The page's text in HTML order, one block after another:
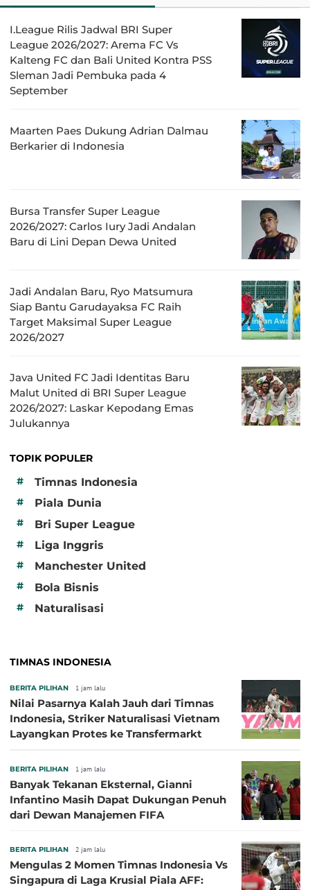
I.League Rilis Jadwal BRI Super
League 2026/2027: Arema FC Vs
Kalteng FC dan Bali United Kontra PSS
Sleman Jadi Pembuka pada 4
September
Maarten Paes Dukung Adrian Dalmau
Berkarier di Indonesia
Bursa Transfer Super League
2026/2027: Carlos Iury Jadi Andalan
Baru di Lini Depan Dewa United
Jadi Andalan Baru, Ryo Matsumura
Siap Bantu Garudayaksa FC Raih
Target Maksimal Super League
2026/2027
Java United FC Jadi Identitas Baru
Malut United di BRI Super League
2026/2027: Laskar Kepodang Emas
Julukannya
TOPIK POPULER
#
Timnas Indonesia
# Piala Dunia
# Bri Super League
# Liga Inggris
# Manchester United
# Bola Bisnis
# Naturalisasi
TIMNAS INDONESIA
BERITA PILIHAN 1 jam lalu
Nilai Pasarnya Kalah Jauh dari Timnas
Indonesia, Striker Naturalisasi Vietnam
Layangkan Protes ke Transfermarkt
BERITA PILIHAN 1 jam lalu
Banyak Tekanan Eksternal, Gianni
Infantino Masih Dapat Dukungan Penuh
dari Dewan Manajemen FIFA
BERITA PILIHAN 2 jam lalu
Mengulas 2 Momen Timnas Indonesia Vs
Singapura di Laga Krusial Piala AFF: